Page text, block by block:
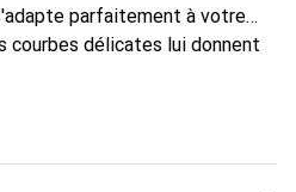
parfaitement à votre
courbes délicates lui donnent
La marque Noreve
choix sûr pour une clientèle